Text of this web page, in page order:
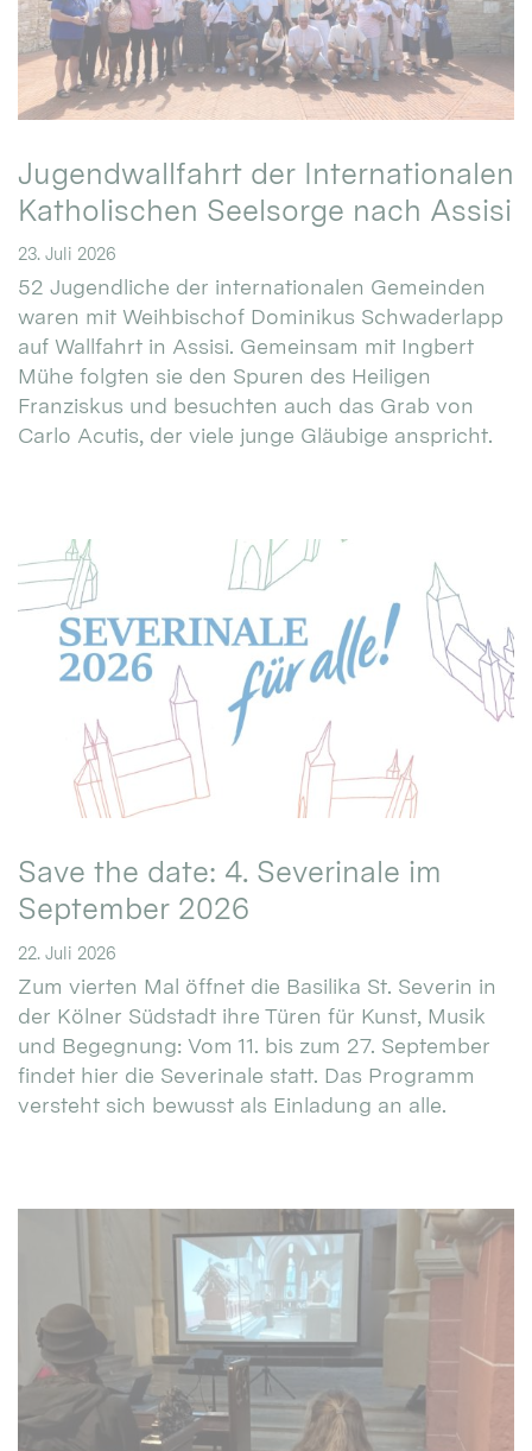
Jugendwallfahrt der Internationalen
Katholischen Seelsorge nach Assisi
23. Juli 2026
52 Jugendliche der internationalen Gemeinden
waren mit Weihbischof Dominikus Schwaderlapp
auf Wallfahrt in Assisi. Gemeinsam mit Ingbert
Mühe folgten sie den Spuren des Heiligen
Franziskus und besuchten auch das Grab von
Carlo Acutis, der viele junge Gläubige anspricht.
Save the date: 4. Severinale im
September 2026
22. Juli 2026
Zum vierten Mal öffnet die Basilika St. Severin in
der Kölner Südstadt ihre Türen für Kunst, Musik
und Begegnung: Vom 11. bis zum 27. September
findet hier die Severinale statt. Das Programm
versteht sich bewusst als Einladung an alle.